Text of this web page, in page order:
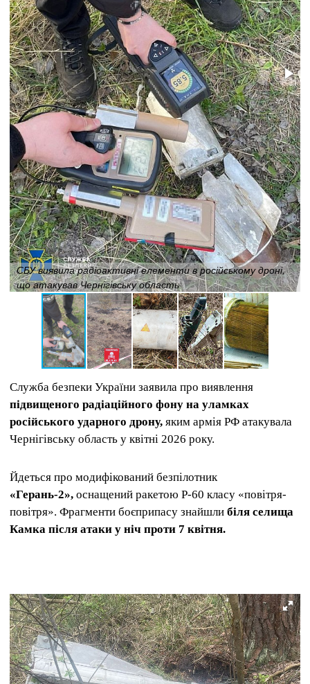
СБУ виявила радіоактивні елементи в російському дроні,
що атакував Чернігівську область
Служба безпеки України заявила про виявлення
підвищеного радіаційного фону на уламках
російського ударного дрону, яким армія РФ атакувала
Чернігівську область у квітні 2026 року.
Йдеться про модифікований безпілотник
«Герань-2», оснащений ракетою Р-60 класу «повітря-
повітря». Фрагменти боєприпасу знайшли біля селища
Камка після атаки у ніч проти 7 квітня.